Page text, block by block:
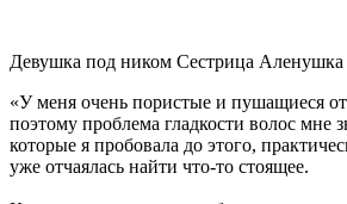
Девушка под ником Сестрица
«У меня очень пористые и пушащиеся
поэтому проблема гладкости волос мне
которые я пробовала до этого,
уже отчаялась найти что-то стоящее.